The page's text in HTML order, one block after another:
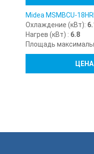
Midea MSMBCU-
Охлаждение (кВт):
Нагрев (кВт) : 6.8
Площадь